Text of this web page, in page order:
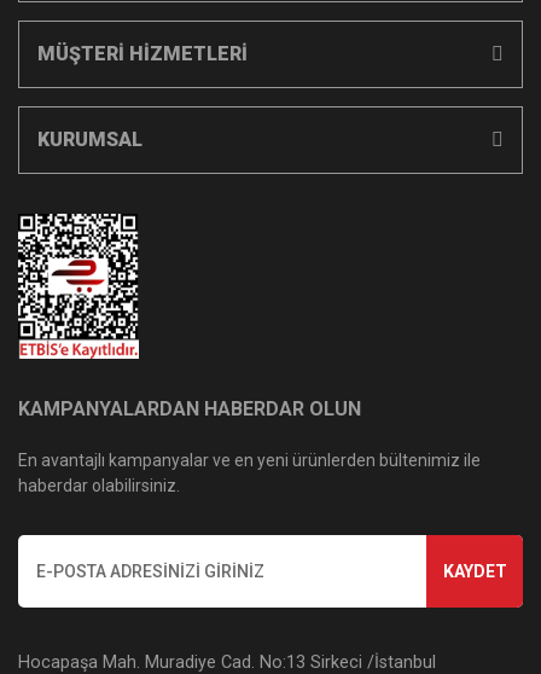
MÜŞTERİ HİZMETLERİ
KURUMSAL
KAMPANYALARDAN HABERDAR OLUN
En avantajlı kampanyalar ve en yeni ürünlerden bültenimiz ile
haberdar olabilirsiniz.
KAYDET
Hocapaşa Mah. Muradiye Cad. No:13 Sirkeci /İstanbul